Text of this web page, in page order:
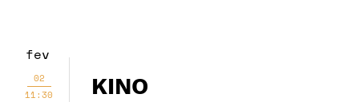
fev
02
11:30
KINO